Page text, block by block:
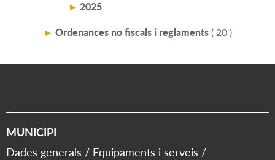
2025
Ordenances no fiscals i reglaments ( 20 )
MUNICIPI
Dades generals
Equipaments i serveis